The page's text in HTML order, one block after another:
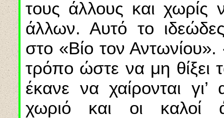
τους άλλους και χωρίς
άλλων. Αυτό το
στο «Βίο τον Αντωνίου».
τρόπο ώστε να μη θίξει
έκανε να χαίρονται
χωριό και οι καλοί